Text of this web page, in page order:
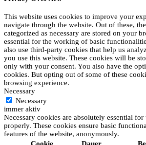
This website uses cookies to improve your
navigate through the website. Out of these,
categorized as necessary are stored on your
essential for the working of basic
also use third-party cookies that help us
you use this website. These cookies will be
only with your consent. You also have the
cookies. But opting out of some of these
browsing experience.
Necessary
Necessary
immer aktiv
Necessary cookies are absolutely essential
properly. These cookies ensure basic
features of the website, anonymously.
Cookie
Dauer